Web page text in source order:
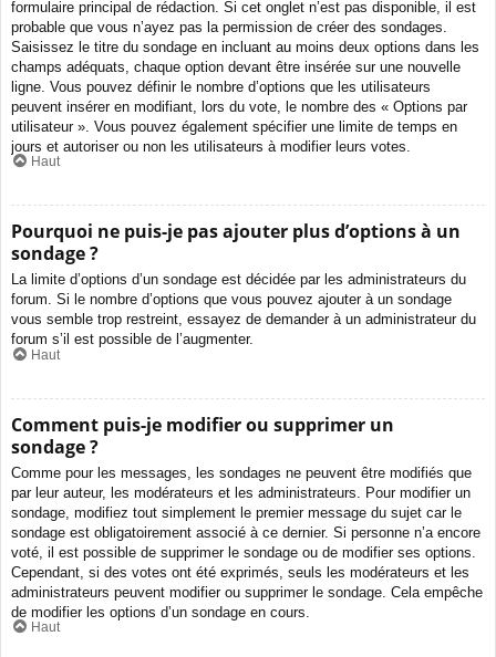
formulaire principal de rédaction. Si cet onglet n’est pas disponible, il est
probable que vous n’ayez pas la permission de créer des sondages.
Saisissez le titre du sondage en incluant au moins deux options dans les
champs adéquats, chaque option devant être insérée sur une nouvelle
ligne. Vous pouvez définir le nombre d’options que les utilisateurs
peuvent insérer en modifiant, lors du vote, le nombre des « Options par
utilisateur ». Vous pouvez également spécifier une limite de temps en
jours et autoriser ou non les utilisateurs à modifier leurs votes.
Haut
Pourquoi ne puis-je pas ajouter plus d’options à un
sondage ?
La limite d’options d’un sondage est décidée par les administrateurs du
forum. Si le nombre d’options que vous pouvez ajouter à un sondage
vous semble trop restreint, essayez de demander à un administrateur du
forum s’il est possible de l’augmenter.
Haut
Comment puis-je modifier ou supprimer un
sondage ?
Comme pour les messages, les sondages ne peuvent être modifiés que
par leur auteur, les modérateurs et les administrateurs. Pour modifier un
sondage, modifiez tout simplement le premier message du sujet car le
sondage est obligatoirement associé à ce dernier. Si personne n’a encore
voté, il est possible de supprimer le sondage ou de modifier ses options.
Cependant, si des votes ont été exprimés, seuls les modérateurs et les
administrateurs peuvent modifier ou supprimer le sondage. Cela empêche
de modifier les options d’un sondage en cours.
Haut